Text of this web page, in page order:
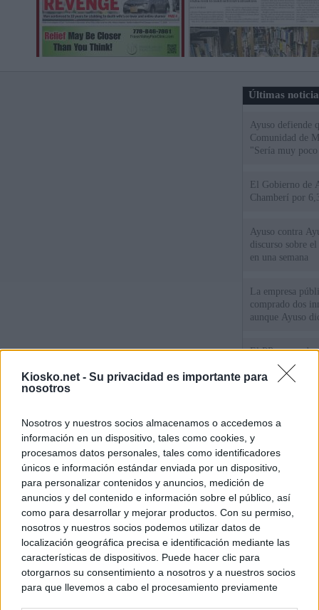
Kiosko.net - Su privacidad es importante para
nosotros
Nosotros y nuestros socios almacenamos o accedemos a
información en un dispositivo, tales como cookies, y
procesamos datos personales, tales como identificadores
únicos e información estándar enviada por un dispositivo,
para personalizar contenidos y anuncios, medición de
anuncios y del contenido e información sobre el público, así
como para desarrollar y mejorar productos. Con su permiso,
nosotros y nuestros socios podemos utilizar datos de
localización geográfica precisa e identificación mediante las
características de dispositivos. Puede hacer clic para
otorgarnos su consentimiento a nosotros y a nuestros socios
para que llevemos a cabo el procesamiento previamente
Últimas
Ayuso defiende
Comunidad de
"Sería muy
El Gobierno de
Chamberí por
Ayuso contra
discurso sobre
en una semana
La empresa
comprado dos
aunque Ayuso
El PP se enreda
ahora que
comunidades en
vías para que
menores
© Kiosko.net Aviso Legal Privacidad y Cookies